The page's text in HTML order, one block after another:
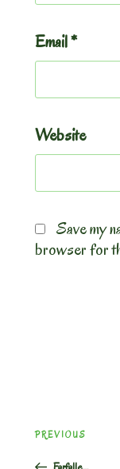
Email*
Website
Save my
browser for
navigation
Previous
PREVIOUS